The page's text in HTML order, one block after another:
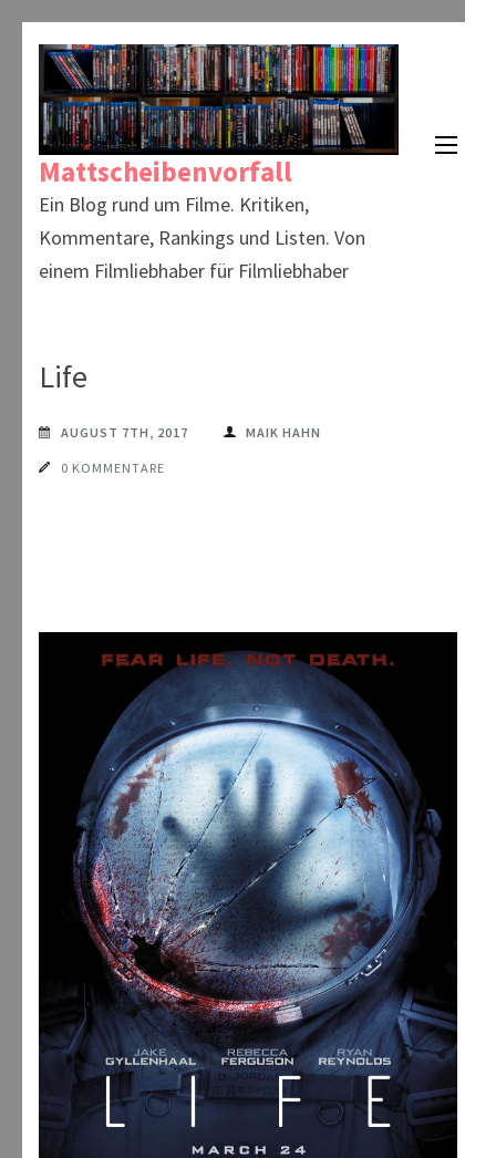
springen
(Enter
drücken)
Mattscheibenvorfall
Ein Blog rund um Filme. Kritiken,
Kommentare, Rankings und Listen. Von
einem Filmliebhaber für Filmliebhaber
Life
AUGUST 7TH, 2017 MAIK HAHN
0 KOMMENTARE